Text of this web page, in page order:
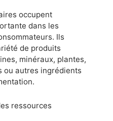
occupent
dans les
Ils
de produits
minéraux, plantes,
ou autres ingrédients
ressources